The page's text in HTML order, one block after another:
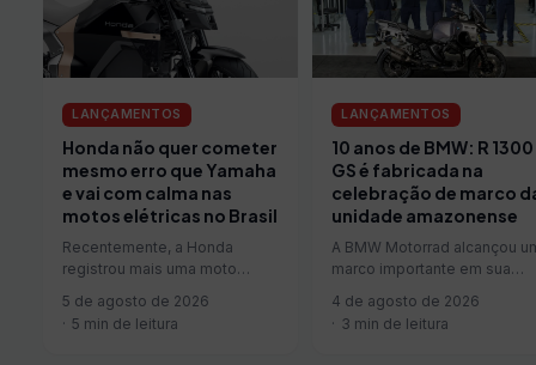
LANÇAMENTOS
Honda não quer cometer
mesmo erro que Yamaha
e vai com calma nas
motos elétricas no Brasil
Recentemente, a Honda
registrou mais uma moto
a UC3, o que mais uma vez…
5 de agosto de 2026
5 min de leitura
LANÇAMENTOS
10 anos de BMW: R 1300
GS é fabricada na
celebração de marco
unidade amazonense
A BMW Motorrad alcançou
marco importante em sua
a motocicleta de número…
4 de agosto de 2026
3 min de leitura